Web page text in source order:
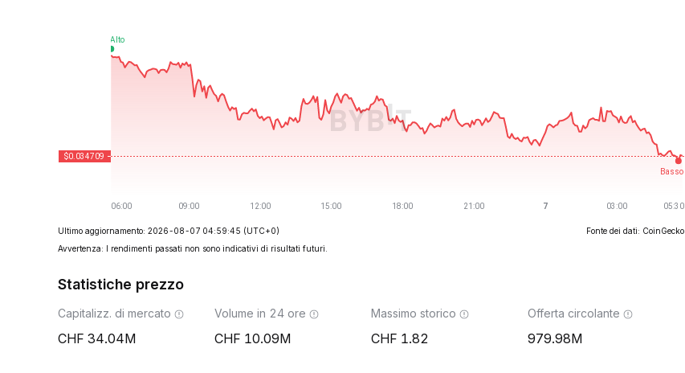
Ultimo aggiornamento: 2026-08-07 04:59:45 (UTC+0)
Fonte dei dati: CoinGecko
Avvertenza: I rendimenti passati non sono indicativi di risultati futuri.
Statistiche prezzo
Capitalizz. di mercato
34.04M
Volume in 24 ore
10.09M
Massimo storico
1.82
Offerta circolante
979.98M